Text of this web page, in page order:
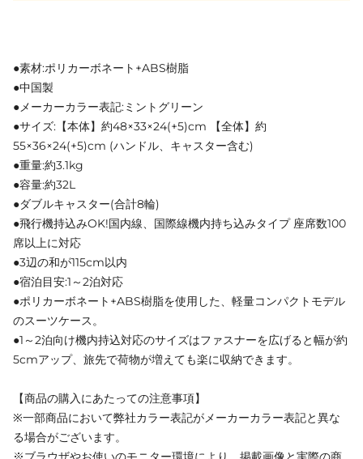
●素材:ポリカーボネート+ABS樹脂
●中国製
●メーカーカラー表記:ミントグリーン
●サイズ:【本体】約48×33×24(+5)cm 【全体】約
55×36×24(+5)cm (ハンドル、キャスター含む)
●重量:約3.1kg
●容量:約32L
●ダブルキャスター(合計8輪)
●飛行機持込みOK!国内線、国際線機内持ち込みタイプ 座席数100
席以上に対応
●3辺の和が115cm以内
●宿泊目安:1～2泊対応
●ポリカーボネート+ABS樹脂を使用した、軽量コンパクトモデル
のスーツケース。
●1～2泊向け機内持込対応のサイズはファスナーを広げると幅が約
5cmアップ、旅先で荷物が増えても楽に収納できます。
【商品の購入にあたっての注意事項】
※一部商品において弊社カラー表記がメーカーカラー表記と異な
る場合がございます。